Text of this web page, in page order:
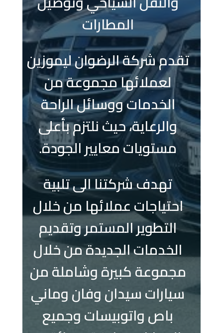
المطارات
تقدم شركة الرضوان ليموزين
لعملائها مجموعة من
الخدمات ووسائل الراحة
والرعاية، حيث نلتزم بأعلى
مستويات معايير الجودة.
تهدف شركتنا الى تلبية
احتياجات عملائها من خلال
التطوير المستمر وتقديم
الخدمات الجديدة من خلال
مجموعة كبيرة وشاملة من
سيارات سيدان وفان وماني
باص واتوبيسات وجميع